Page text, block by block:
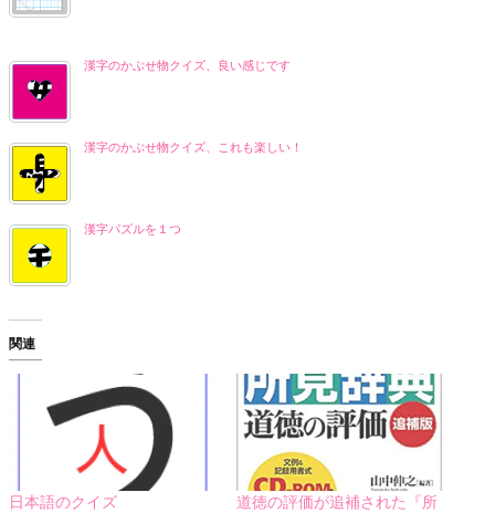
漢字のかぶせ物クイズ、良い感じです
漢字のかぶせ物クイズ、これも楽しい！
漢字パズルを１つ
関連
日本語のクイズ
道徳の評価が追補された『所